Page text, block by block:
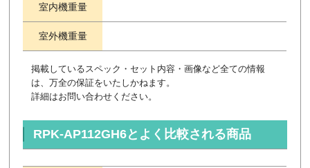
室内機重量
室外機重量
掲載しているスペック・セット内容・画像など全ての情報
は、万全の保証をいたしかねます。
詳細はお問い合わせください。
RPK-AP112GH6とよく比較される商品